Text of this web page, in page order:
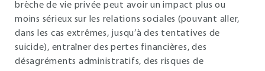
brèche de vie privée peut avoir un impact plus ou
moins sérieux sur les relations sociales (pouvant aller,
dans les cas extrêmes, jusqu’à des tentatives de
suicide), entraîner des pertes financières, des
désagréments administratifs, des risques de